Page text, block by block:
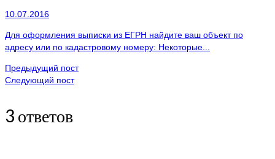
10.07.2016
Для оформления выписки из ЕГРН найдите ваш объект по
адресу или по кадастровому номеру: Некоторые...
Предыдущий пост
Следующий пост
3 ответов